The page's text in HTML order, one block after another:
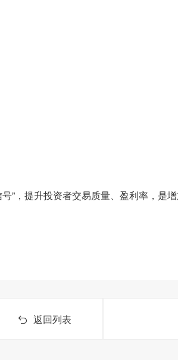
”，提升投资者交易质量、盈利率，是
返回列表